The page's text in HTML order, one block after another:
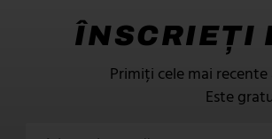
ÎNSCRIEȚI
Primiți cele mai
Este